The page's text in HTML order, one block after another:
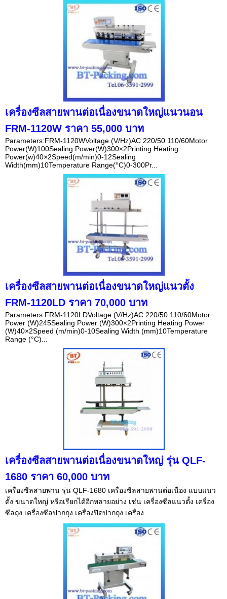
เครื่องซีลสายพานต่อเนื่องขนาดใหญ่แนวนอน
FRM-1120W ราคา 55,000 บาท
Parameters:FRM-1120WVoltage (V/Hz)AC 220/50 110/60Motor
Power(W)100Sealing Power(W)300×2Printing Heating
Power(w)40×2Speed(m/min)0-12Sealing
Width(mm)10Temperature Range(°C)0-300Pr...
เครื่องซีลสายพานต่อเนื่องขนาดใหญ่แนวตั้ง
FRM-1120LD ราคา 70,000 บาท
Parameters:FRM-1120LDVoltage (V/Hz)AC 220/50 110/60Motor
Power (W)245Sealing Power (W)300×2Printing Heating Power
(W)40×2Speed (m/min)0-10Sealing Width (mm)10Temperature
Range (°C)...
เครื่องซีลสายพานต่อเนื่องขนาดใหญ่ รุ่น QLF-
1680 ราคา 60,000 บาท
เครื่องซีลสายพาน รุ่น QLF-1680 เครื่องซีลสายพานต่อเนื่อง แบบแนว
ตั้ง ขนาดใหญ่ หรือเรียกได้อีกหลายอย่าง เช่น เครื่องซีลแนวตั้ง เครื่อง
ซีลถุง เครื่องซีลปากถุง เครื่องปิดปากถุง เครื่อง...